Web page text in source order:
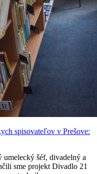
spisovateľov v Prešove:
umelecký šéf, divadelný a
sme projekt Divadlo 21